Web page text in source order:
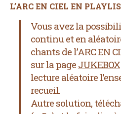
L’ARC EN CIEL EN
Vous avez la
continu et en
chants de l’ARC EN
sur la page JUKEBOX
lecture aléatoire
recueil.
Autre solution,